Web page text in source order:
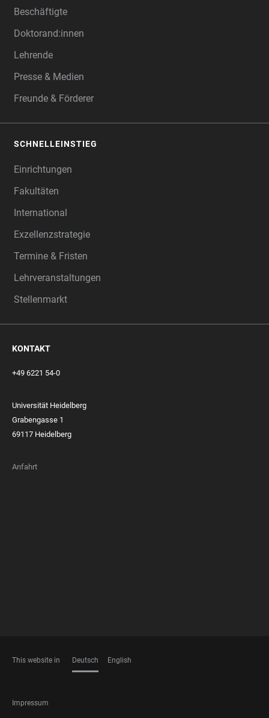
Beschäftigte
Doktorand:innen
Lehrende
Presse & Medien
Freunde & Förderer
SCHNELLEINSTIEG
Einrichtungen
Fakultäten
International
Exzellenzstrategie
Termine & Fristen
Lehrveranstaltungen
Stellenmarkt
KONTAKT
+49 6221 54-0
Universität Heidelberg
Grabengasse 1
69117 Heidelberg
Anfahrt
This website in Deutsch English
FOOTER
Impressum